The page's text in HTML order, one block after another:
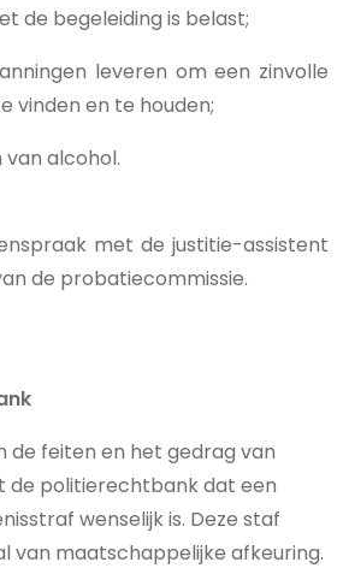
de begeleiding is belast;
leveren om een zinvolle
vinden en te houden;
alcohol.
met de justitie-assistent
de probatiecommissie.
de feiten en het gedrag van
de politierechtbank dat een
wenselijk is. Deze staf
van maatschappelijke afkeuring.